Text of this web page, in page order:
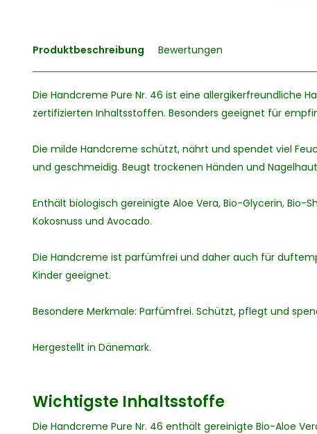
Produktbeschreibung Bewertungen
Die Handcreme Pure Nr. 46 ist eine allergikerfreundliche
zertifizierten Inhaltsstoffen. Besonders geeignet für
Die milde Handcreme schützt, nährt und spendet viel
und geschmeidig. Beugt trockenen Händen und
Enthält biologisch gereinigte Aloe Vera, Bio-Glycerin, Bio-
Kokosnuss und Avocado.
Die Handcreme ist parfümfrei und daher auch für
Kinder geeignet.
Besondere Merkmale: Parfümfrei. Schützt, pflegt und
Hergestellt in Dänemark.
Wichtigste Inhaltsstoffe
Die Handcreme Pure Nr. 46 enthält gereinigte Bio-Aloe